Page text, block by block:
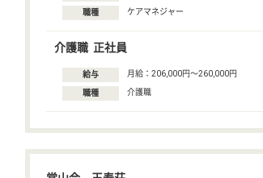
職種 ケアマネジャー
介護職 正社員
給与 月給：206,000円〜260,000円
職種 介護職